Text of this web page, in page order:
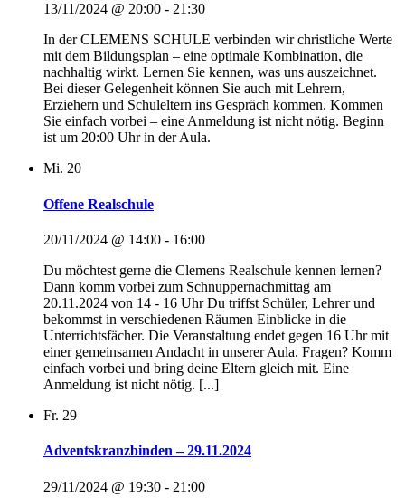
13/11/2024 @ 20:00 - 21:30
In der CLEMENS SCHULE verbinden wir christliche Werte
mit dem Bildungsplan – eine optimale Kombination, die
nachhaltig wirkt. Lernen Sie kennen, was uns auszeichnet.
Bei dieser Gelegenheit können Sie auch mit Lehrern,
Erziehern und Schuleltern ins Gespräch kommen. Kommen
Sie einfach vorbei – eine Anmeldung ist nicht nötig. Beginn
ist um 20:00 Uhr in der Aula.
Mi. 20
Offene Realschule
20/11/2024 @ 14:00 - 16:00
Du möchtest gerne die Clemens Realschule kennen lernen?
Dann komm vorbei zum Schnuppernachmittag am
20.11.2024 von 14 - 16 Uhr Du triffst Schüler, Lehrer und
bekommst in verschiedenen Räumen Einblicke in die
Unterrichtsfächer. Die Veranstaltung endet gegen 16 Uhr mit
einer gemeinsamen Andacht in unserer Aula. Fragen? Komm
einfach vorbei und bring deine Eltern gleich mit. Eine
Anmeldung ist nicht nötig. [...]
Fr. 29
Adventskranzbinden – 29.11.2024
29/11/2024 @ 19:30 - 21:00